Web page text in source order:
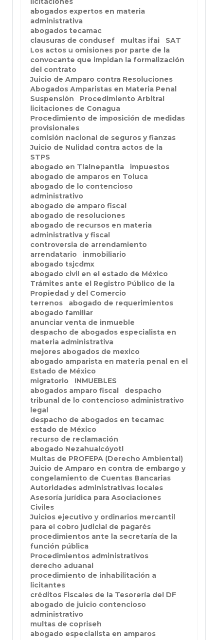
abogados expertos en materia
administrativa
abogados tecamac
clausuras de condusef
multas ifai
SAT
Los actos u omisiones por parte de la
convocante que impidan la formalización
del contrato
Juicio de Amparo contra Resoluciones
Abogados Amparistas en Materia Penal
Suspensión
Procedimiento Arbitral
licitaciones de Conagua
Procedimiento de imposición de medidas
provisionales
comisión nacional de seguros y fianzas
Juicio de Nulidad contra actos de la
STPS
abogado en Tlalnepantla
impuestos
abogado de amparos en Toluca
abogado de lo contencioso
administrativo
abogado de amparo fiscal
abogado de resoluciones
abogado de recursos en materia
administrativa y fiscal
controversia de arrendamiento
arrendatario
inmobiliario
abogado tsjcdmx
abogado civil en el estado de México
Trámites ante el Registro Público de la
Propiedad y del Comercio
terrenos
abogado de requerimientos
abogado familiar
anunciar venta de inmueble
despacho de abogados especialista en
materia administrativa
mejores abogados de mexico
abogado amparista en materia penal en el
Estado de México
migratorio
INMUEBLES
abogados amparo fiscal
despacho
tribunal de lo contencioso administrativo
legal
despacho de abogados en tecamac
estado de México
recurso de reclamación
abogado Nezahualcóyotl
Multas de PROFEPA (Derecho Ambiental)
Juicio de Amparo en contra de embargo y
congelamiento de Cuentas Bancarias
Autoridades administrativas locales
Asesoría jurídica para Asociaciones
Civiles
Juicios ejecutivo y ordinarios mercantil
para el cobro judicial de pagarés
procedimientos ante la secretaría de la
función pública
Procedimientos administrativos
derecho aduanal
procedimiento de inhabilitación a
licitantes
créditos Fiscales de la Tesorería del DF
abogado de juicio contencioso
administrativo
multas de copriseh
abogado especialista en amparos